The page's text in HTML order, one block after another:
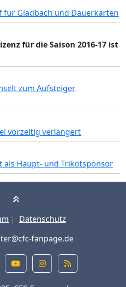
für Gladbach und Dauerkarten
für die Saison 2016-17 ist
zum Aufsteiger
vorzeitig verlängert
als Haupt- und Trikotsponsor
| Datenschutz
fanpage.de